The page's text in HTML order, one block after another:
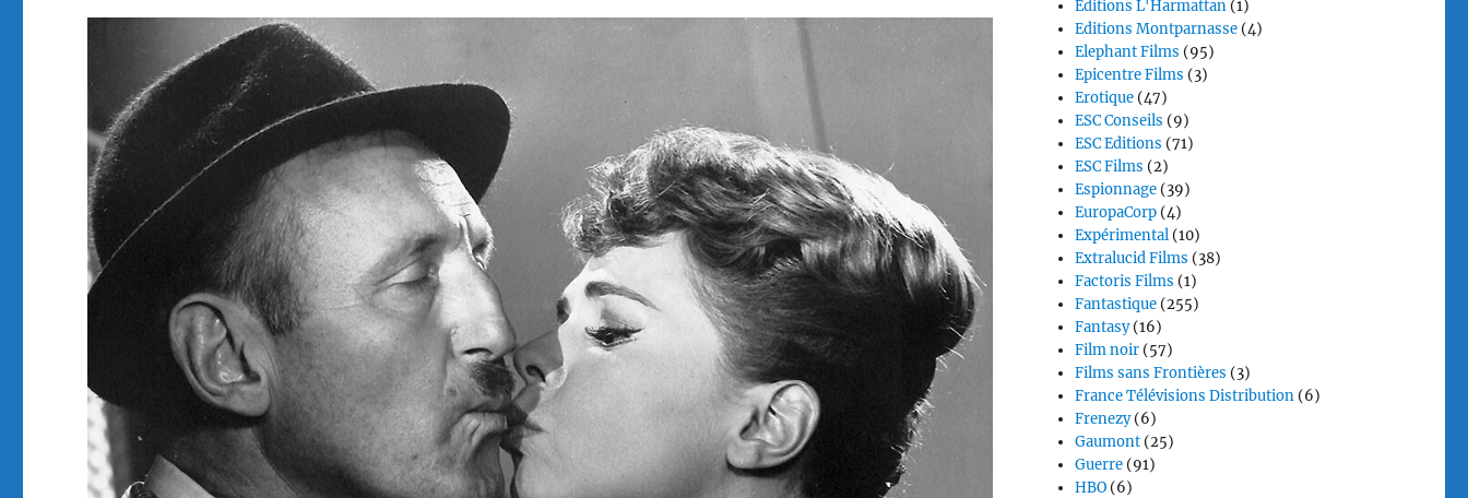
Éditions L'Harmattan (1)
Editions Montparnasse (4)
Elephant Films (95)
Epicentre Films (3)
Erotique (47)
ESC Conseils (9)
ESC Editions (71)
ESC Films (2)
Espionnage (39)
EuropaCorp (4)
Expérimental (10)
Extralucid Films (38)
Factoris Films (1)
Fantastique (255)
Fantasy(16)
Film noir (57)
Films sans Frontières (3)
France Télévisions Distribution (6)
Frenezy(6)
Gaumont (25)
Guerre (91)
HBO (6)